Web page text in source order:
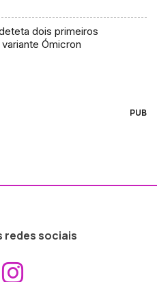
dois primeiros
Ómicron
PUB
redes sociais
Aceder ao